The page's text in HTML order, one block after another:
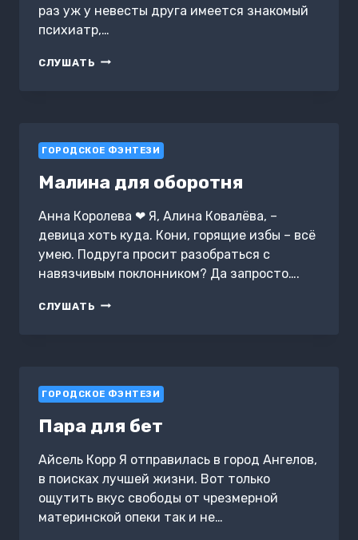
раз уж у невесты друга имеется знакомый
психиатр,…
СЛУШАТЬ ЧАСТНАЯ
ГОРОДСКОЕ ФЭНТЕЗИ
Малина для оборотня
Анна Королева ❤ Я, Алина Ковалёва, –
девица хоть куда. Кони, горящие избы – всё
умею. Подруга просит разобраться с
навязчивым поклонником? Да запросто….
СЛУШАТЬ МАЛИНА
ГОРОДСКОЕ ФЭНТЕЗИ
Пара для бет
Айсель Корр Я отправилась в город Ангелов,
в поисках лучшей жизни. Вот только
ощутить вкус свободы от чрезмерной
материнской опеки так и не…